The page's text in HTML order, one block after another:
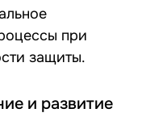
при
защиты.
и развитие